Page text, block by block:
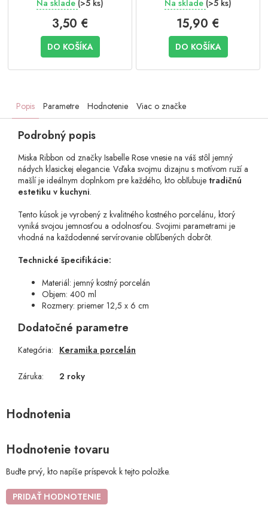
Na sklade (>5 ks)
3,50 €
DO KOŠÍKA
Na sklade (>5 ks)
15,90 €
DO KOŠÍKA
Popis Parametre Hodnotenie Viac o značke
Podrobný popis
Miska Ribbon od značky Isabelle Rose vnesie na váš stôl jemný
nádych klasickej elegancie. Vďaka svojmu dizajnu s motívom ruží a
mašlí je ideálnym doplnkom pre každého, kto obľubuje tradičnú
estetiku v kuchyni.
Tento kúsok je vyrobený z kvalitného kostného porcelánu, ktorý
vyniká svojou jemnosťou a odolnosťou. Svojimi parametrami je
vhodná na každodenné servírovanie obľúbených dobrôt.
Technické špecifikácie:
Materiál: jemný kostný porcelán
Objem: 400 ml
Rozmery: priemer 12,5 x 6 cm
Dodatočné parametre
Kategória: Keramika porcelán
Záruka: 2 roky
Hodnotenie tovaru
Buďte prvý, kto napíše príspevok k tejto položke.
PRIDAŤ HODNOTENIE